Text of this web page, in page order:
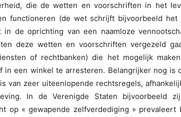
die de wetten en voorschriften in het
functioneren (de wet schrijft bijvoorbeeld het
de oprichting van een naamloze
deze wetten en voorschriften vergezeld
of rechtbanken) die het mogelijk
in een winkel te arresteren. Belangrijker nog is
van zeer uiteenlopende rechtsregels,
In de Verenigde Staten bijvoorbeeld
op « gewapende zelfverdediging » prevaleert